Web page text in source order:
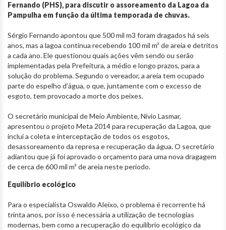
Fernando (PHS), para discutir o assoreamento da Lagoa da
Pampulha em função da última temporada de chuvas.
Sérgio Fernando apontou que 500 mil m3 foram dragados há seis
anos, mas a lagoa continua recebendo 100 mil m³ de areia e detritos
a cada ano. Ele questionou quais ações vêm sendo ou serão
implementadas pela Prefeitura, a médio e longo prazos, para a
solução do problema. Segundo o vereador, a areia tem ocupado
parte do espelho d’água, o que, juntamente com o excesso de
esgoto, tem provocado a morte dos peixes.
O secretário municipal de Meio Ambiente, Nívio Lasmar,
apresentou o projeto Meta 2014 para recuperação da Lagoa, que
inclui a coleta e interceptação de todos os esgotos,
desassoreamento da represa e recuperação da água. O secretário
adiantou que já foi aprovado o orçamento para uma nova dragagem
de cerca de 600 mil m³ de areia neste período.
Equilíbrio ecológico
Para o especialista Oswaldo Aleixo, o problema é recorrente há
trinta anos, por isso é necessária a utilização de tecnologias
modernas, bem como a recuperação do equilíbrio ecológico da